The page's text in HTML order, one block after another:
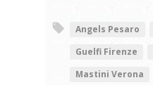
Angels Pesaro
Guelfi Firenze
Mastini Verona